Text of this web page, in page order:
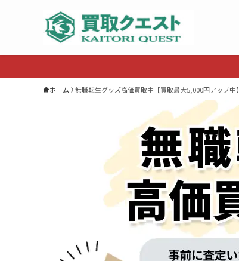
ホーム 無職転生グッズ高価買取中【買取最大5,000円アップ中】